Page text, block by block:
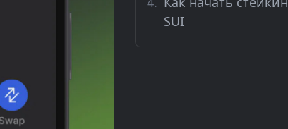
SUI